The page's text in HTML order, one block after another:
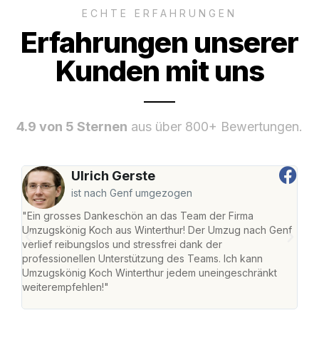
ECHTE ERFAHRUNGEN
Erfahrungen unserer
Kunden mit uns
4.9 von 5 Sternen aus über 800+ Bewertungen.
Ulrich Gerste
ist nach Genf umgezogen
"Ein grosses Dankeschön an das Team der Firma
Umzugskönig Koch aus Winterthur! Der Umzug nach Genf
verlief reibungslos und stressfrei dank der
professionellen Unterstützung des Teams. Ich kann
Umzugskönig Koch Winterthur jedem uneingeschränkt
weiterempfehlen!"